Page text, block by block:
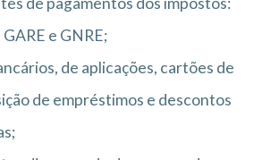
GARE e GNRE;
de aplicações, cartões de
de empréstimos e descontos